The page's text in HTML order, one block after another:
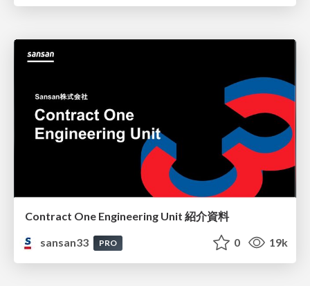
Contract One Engineering Unit 紹介資料
sansan33
PRO 0 19k